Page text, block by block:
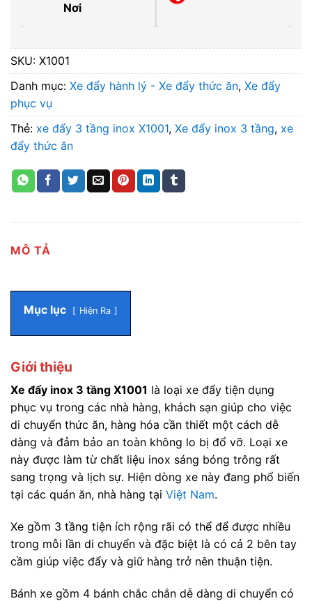
Nơi
SKU: X1001
Danh mục: Xe đẩy hành lý - Xe đẩy thức ăn, Xe đẩy
phục vụ
Thẻ: xe đẩy 3 tầng inox X1001, Xe đẩy inox 3 tầng, xe
đẩy thức ăn
MÔ TẢ
Mục lục Hiện Ra
Giới thiệu
Xe đẩy inox 3 tầng X1001 là loại xe đẩy tiện dụng
phục vụ trong các nhà hàng, khách sạn giúp cho việc
di chuyển thức ăn, hàng hóa cần thiết một cách dễ
dàng và đảm bảo an toàn không lo bị đổ vỡ. Loại xe
này được làm từ chất liệu inox sáng bóng trông rất
sang trọng và lịch sự. Hiện dòng xe này đang phổ biến
tại các quán ăn, nhà hàng tại Việt Nam.
Xe gồm 3 tầng tiện ích rộng rãi có thể để được nhiều
trong mỗi lần di chuyển và đặc biệt là có cả 2 bên tay
cầm giúp việc đẩy và giữ hàng trở nên thuận tiện.
Bánh xe gồm 4 bánh chắc chắn dễ dàng di chuyển có